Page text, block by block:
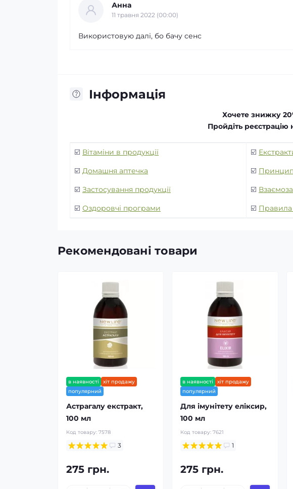
Анна
11 травня 2022 (00:00)
Використовую далі, бо бачу сенс
Інформація
Хочете знижку
Пройдіть реєстрацію
☑️ Вітаміни в продукції
☑️ Домашня аптечка
☑️ Застосування продукції
☑️ Оздоровчі програми
☑️
☑️
☑️
☑️ Правила
Рекомендовані товари
в наявності
хіт продажу
популярний
Астрагалу екстракт,
100 мл
Код товару: 7578
3
275 грн.
в наявності
хіт продажу
популярний
Для імунітету еліксир,
100 мл
Код товару:7621
1
275 грн.